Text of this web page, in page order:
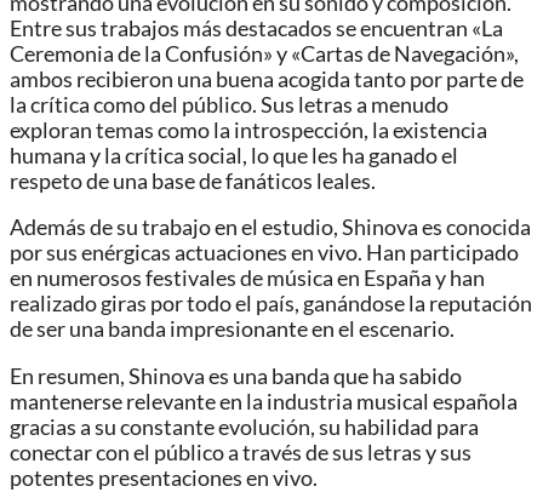
Entre sus trabajos más destacados se encuentran «La
Ceremonia de la Confusión» y «Cartas de Navegación»,
ambos recibieron una buena acogida tanto por parte de
la crítica como del público. Sus letras a menudo
exploran temas como la introspección, la existencia
humana y la crítica social, lo que les ha ganado el
respeto de una base de fanáticos leales.
Además de su trabajo en el estudio, Shinova es conocida
por sus enérgicas actuaciones en vivo. Han participado
en numerosos festivales de música en España y han
realizado giras por todo el país, ganándose la reputación
de ser una banda impresionante en el escenario.
En resumen, Shinova es una banda que ha sabido
mantenerse relevante en la industria musical española
gracias a su constante evolución, su habilidad para
conectar con el público a través de sus letras y sus
potentes presentaciones en vivo.